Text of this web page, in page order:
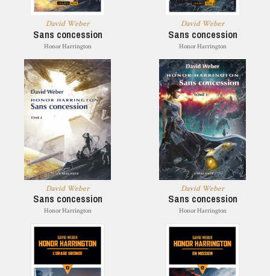
David Weber
Sans concession
Honor Harrington
David Weber
Sans concession
Honor Harrington
David Weber
Sans concession
Honor Harrington
David Weber
Sans concession
Honor Harrington